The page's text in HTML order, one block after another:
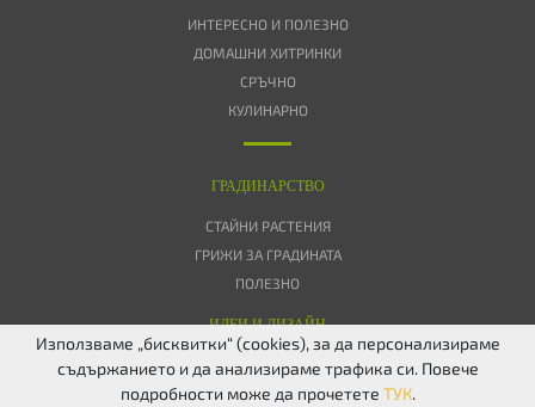
ИНТЕРЕСНО И ПОЛЕЗНО
ДОМАШНИ ХИТРИНКИ
СРЪЧНО
КУЛИНАРНО
ГРАДИНАРСТВО
СТАЙНИ РАСТЕНИЯ
ГРИЖИ ЗА ГРАДИНАТА
ПОЛЕЗНО
ИДЕИ И ДИЗАЙН
ПОВЕРИТЕЛНОСТ БИСКВИТКИ КОНТАКТИ
Използваме „бисквитки“ (cookies), за да персонализираме
съдържанието и да анализираме трафика си. Повече
подробности може да прочетете ТУК.